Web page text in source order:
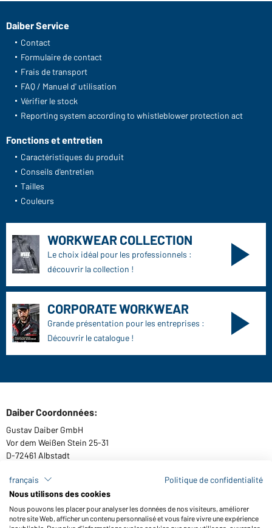
Daiber Service
Contact
Formulaire de contact
Frais de transport
FAQ / Manuel d' utilisation
Vérifier le stock
Reporting system according to whistleblower protection act
Fonctions et entretien
Caractéristiques du produit
Conseils d'entretien
Tailles
Couleurs
WORKWEAR COLLECTION
Le choix idéal pour les professionnels :
découvrir la collection !
CORPORATE WORKWEAR
Grande présentation pour les entreprises :
Découvrir le catalogue !
Daiber Coordonnées:
Gustav Daiber GmbH
Vor dem Weißen Stein 25-31
D-72461 Albstadt
Télécharger ou commander catalogues
Lien aux catalogues
français
Politique de confidentialité
Nous utilisons des cookies
Nous pouvons les placer pour analyser les données de nos visiteurs, améliorer
notre site Web, afficher un contenu personnalisé et vous faire vivre une expérience